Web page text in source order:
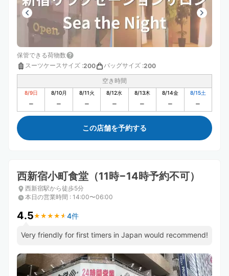
保管できる荷物数
スーツケースサイズ :200 バッグサイズ :200
空き時間
8/9日 8/10月 8/11火 8/12水 8/13木 8/14金 8/15土
この店舗を予約する
西新宿小町食堂（11時−14時予約不可）
西新宿駅から徒歩5分
本日の営業時間 : 14:00〜06:00
4.5★ ★ ★ ★ ★
★ ★ ★ ★ ★ 4件
Very friendly for first timers in Japan would recommend!